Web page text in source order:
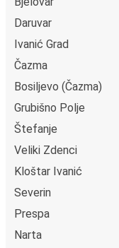
Daruvar
Ivanić Grad
Čazma
Bosiljevo (Čazma)
Grubišno Polje
Štefanje
Veliki Zdenci
Kloštar Ivanić
Severin
Prespa
Narta